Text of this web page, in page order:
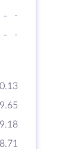
-
-
- -